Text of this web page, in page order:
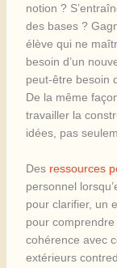
notion ?
des bases ?
élève qui ne
besoin d’un
peut-être besoin
De la même
travailler la
idées, pas
Des ressources
personnel
pour clarifier, un
pour
cohérence avec
extérieurs